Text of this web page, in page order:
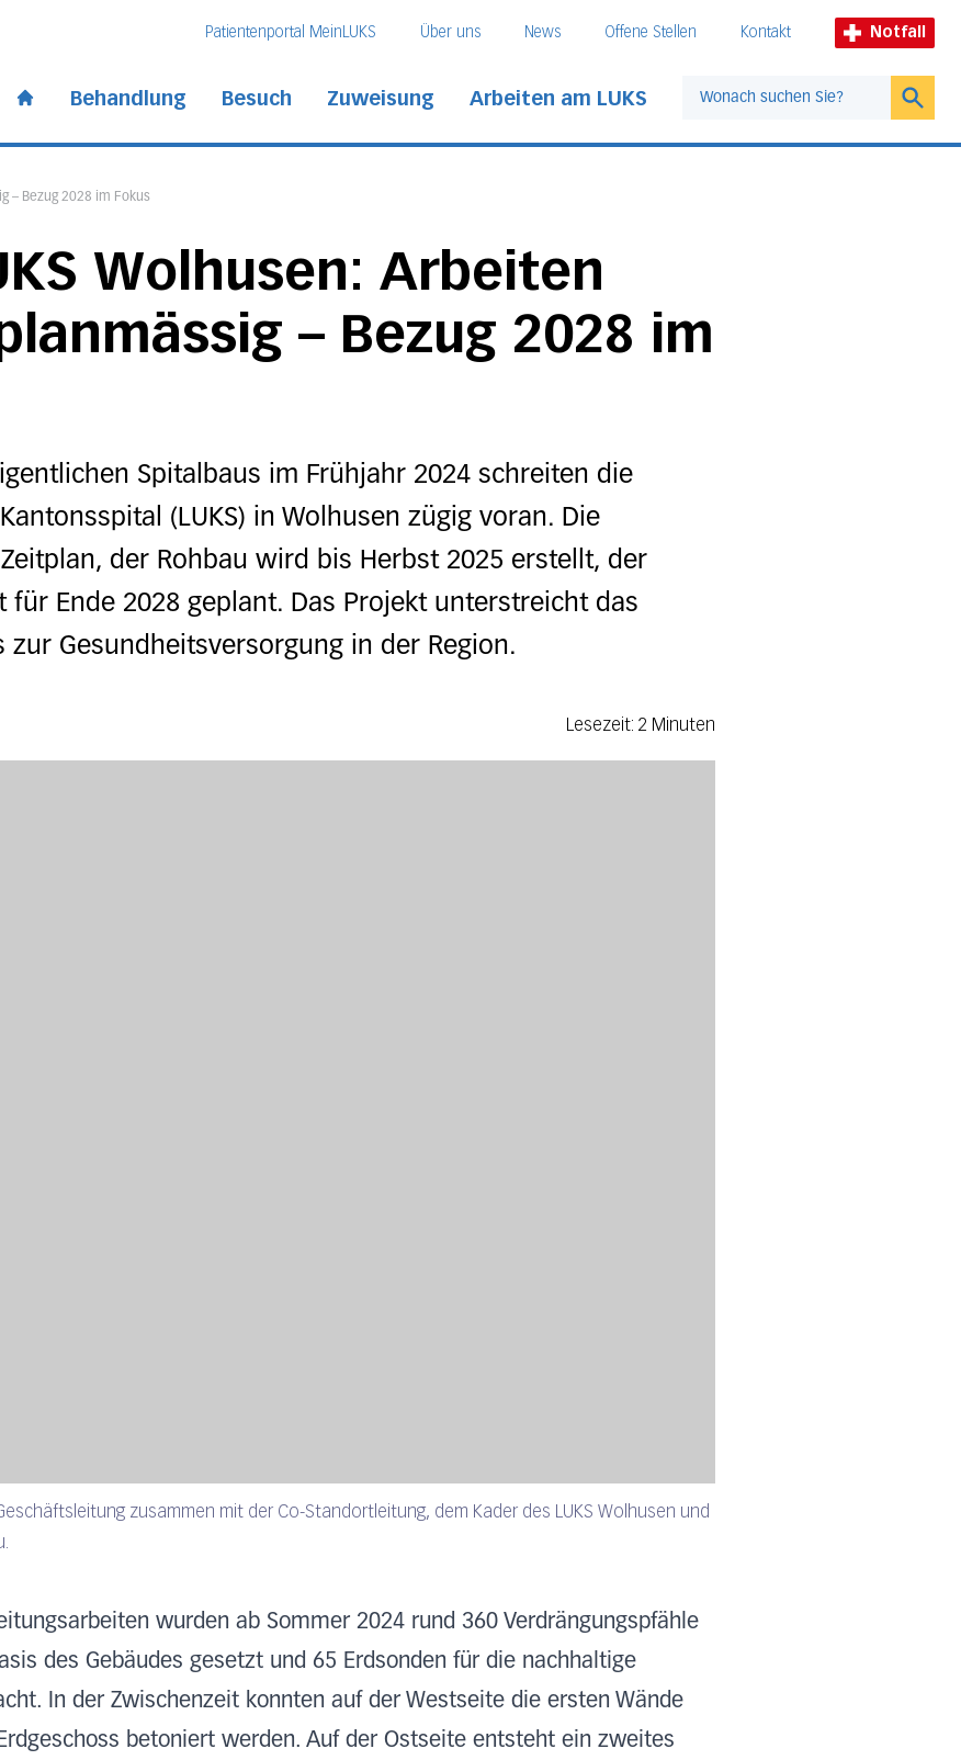
Patientenportal MeinLUKS Über uns News Offene Stellen Kontakt Notfall
Behandlung Besuch Zuweisung Arbeiten am LUKS
– Bezug 2028 im Fokus
Wolhusen: Arbeiten
– Bezug 2028 im
Spitalbaus im Frühjahr 2024 schreiten die
(LUKS) in Wolhusen zügig voran. Die
der Rohbau wird bis Herbst 2025 erstellt, der
für Ende 2028 geplant. Das Projekt unterstreicht das
zur Gesundheitsversorgung in der Region.
Lesezeit: 2 Minuten
zusammen mit der Co-Standortleitung, dem Kader des LUKS Wolhusen und
wurden ab Sommer 2024 rund 360 Verdrängungspfähle
des Gebäudes gesetzt und 65 Erdsonden für die nachhaltige
In der Zwischenzeit konnten auf der Westseite die ersten Wände
betoniert werden. Auf der Ostseite entsteht ein zweites